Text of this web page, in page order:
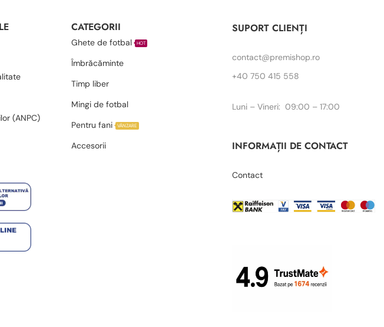
(ANPC)
CATEGORII
Ghete de fotbal HOT
Îmbrăcăminte
Timp liber
Mingi de fotbal
Pentru fani
VÂNZARE
Accesorii
SUPORT CLIENȚI
contact@premishop.ro
+40 750 415 558
Luni – Vineri: 09:00 – 17:00
INFORMAȚII DE CONTACT
Contact